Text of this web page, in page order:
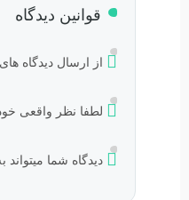
قوانین دیدگاه
از ارسال دیدگاه
لطفا نظر واقعی
دیدگاه شما